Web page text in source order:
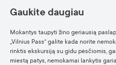
Gaukite daugiau
Mokantys taupyti žino geriausią
„Vilnius Pass“ galite kada norite
rinktis ekskursiją su gidu pėsčiomis,
miestą patys, nemokamai lankytis